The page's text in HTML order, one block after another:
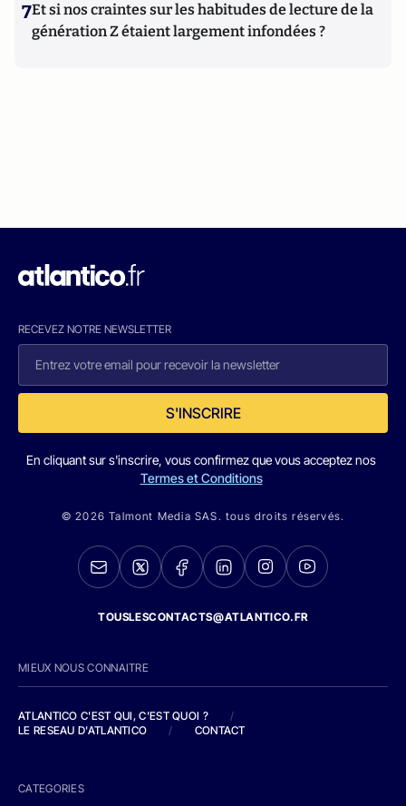
7Et si nos craintes sur les habitudes de lecture de la
génération Z étaient largement infondées ?
RECEVEZ NOTRE NEWSLETTER
S'INSCRIRE
En cliquant sur s'inscrire, vous confirmez que vous acceptez nos
Termes et Conditions
© 2026 Talmont Media SAS. tous droits réservés.
TOUSLESCONTACTS@ATLANTICO.FR
MIEUX NOUS CONNAITRE
ATLANTICO C'EST QUI, C'EST QUOI ?
/
LE RESEAU D'ATLANTICO
/ CONTACT
CATEGORIES